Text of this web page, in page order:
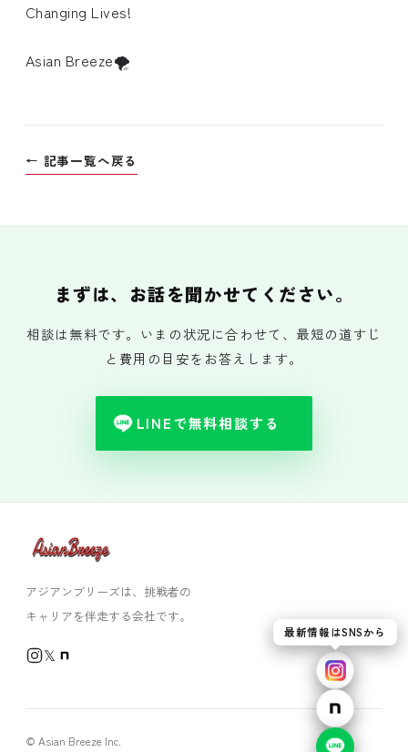
Changing Lives!
Asian Breeze🌪
← 記事一覧へ戻る
まずは、お話を聞かせてください。
相談は無料です。いまの状況に合わせて、最短の道すじ
と費用の目安をお答えします。
LINEで無料相談する
アジアンブリーズは、挑戦者の
キャリアを伴走する会社です。
𝕏
© Asian Breeze Inc.
最新情報はSNSから